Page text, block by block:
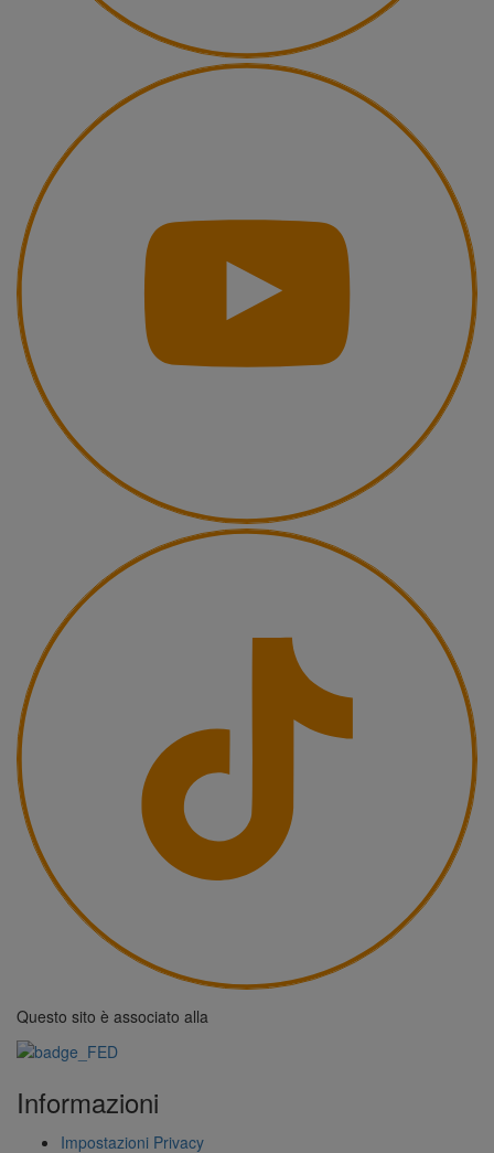
Questo sito è associato alla
Informazioni
Impostazioni Privacy